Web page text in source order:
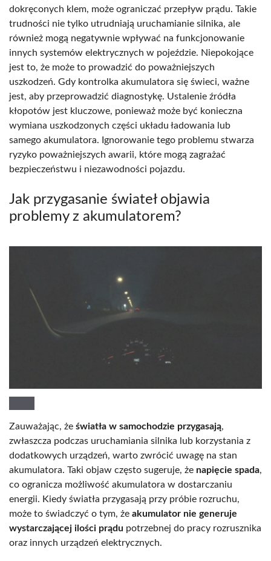
dokręconych klem, może ograniczać przepływ prądu. Takie
trudności nie tylko utrudniają uruchamianie silnika, ale
również mogą negatywnie wpływać na funkcjonowanie
innych systemów elektrycznych w pojeździe. Niepokojące
jest to, że może to prowadzić do poważniejszych
uszkodzeń. Gdy kontrolka akumulatora się świeci, ważne
jest, aby przeprowadzić diagnostykę. Ustalenie źródła
kłopotów jest kluczowe, ponieważ może być konieczna
wymiana uszkodzonych części układu ładowania lub
samego akumulatora. Ignorowanie tego problemu stwarza
ryzyko poważniejszych awarii, które mogą zagrażać
bezpieczeństwu i niezawodności pojazdu.
Jak przygasanie świateł objawia
problemy z akumulatorem?
Zauważając, że światła w samochodzie przygasają,
zwłaszcza podczas uruchamiania silnika lub korzystania z
dodatkowych urządzeń, warto zwrócić uwagę na stan
akumulatora. Taki objaw często sugeruje, że napięcie spada,
co ogranicza możliwość akumulatora w dostarczaniu
energii. Kiedy światła przygasają przy próbie rozruchu,
może to świadczyć o tym, że akumulator nie generuje
wystarczającej ilości prądu potrzebnej do pracy rozrusznika
oraz innych urządzeń elektrycznych.